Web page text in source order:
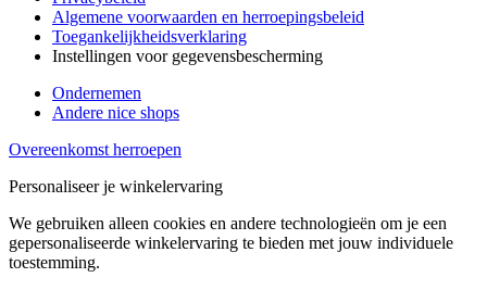
Algemene voorwaarden en herroepingsbeleid
Toegankelijkheidsverklaring
Instellingen voor gegevensbescherming
Ondernemen
Andere nice shops
Overeenkomst herroepen
Personaliseer je winkelervaring
We gebruiken alleen cookies en andere technologieën om je een
gepersonaliseerde winkelervaring te bieden met jouw individuele
toestemming.